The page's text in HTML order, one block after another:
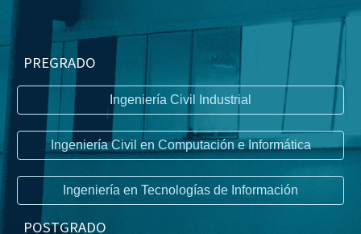
PREGRADO
Ingeniería Civil Industrial
Ingeniería Civil en Computación e Informática
Ingeniería en Tecnologías de Información
POSTGRADO